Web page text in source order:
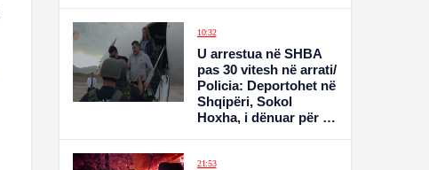
10:32
U arrestua në SHBA
pas 30 vitesh në arrati/
Policia: Deportohet në
Shqipëri, Sokol
Hoxha, i dënuar për 3
21:53